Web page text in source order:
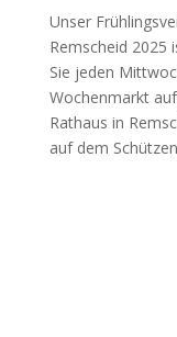
Unser
Remscheid 2025
Sie jeden
Wochenmarkt
Rathaus in
auf dem